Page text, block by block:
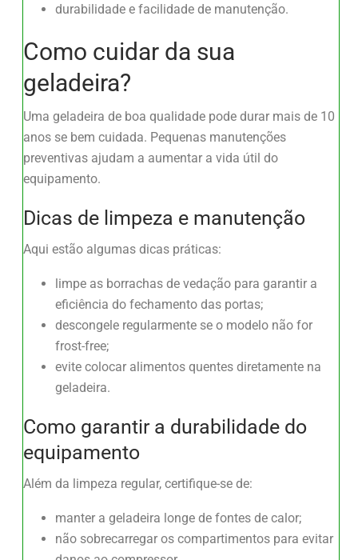
durabilidade e facilidade de manutenção.
Como cuidar da sua
geladeira?
Uma geladeira de boa qualidade pode durar mais de 10
anos se bem cuidada. Pequenas manutenções
preventivas ajudam a aumentar a vida útil do
equipamento.
Dicas de limpeza e manutenção
Aqui estão algumas dicas práticas:
limpe as borrachas de vedação para garantir a
eficiência do fechamento das portas;
descongele regularmente se o modelo não for
frost-free;
evite colocar alimentos quentes diretamente na
geladeira.
Como garantir a durabilidade do
equipamento
Além da limpeza regular, certifique-se de:
manter a geladeira longe de fontes de calor;
não sobrecarregar os compartimentos para evitar